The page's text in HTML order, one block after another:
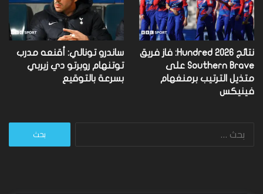
نتائج Hundred 2026: فاز فريق
Southern Brave على
متذيل الترتيب برمنغهام
فينيكس
ساندرو تونالي: أقنعه مدرب
توتنهام روبرتو دي زيربي
بسرعة بالتوقيع
البحث